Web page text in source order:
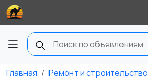
Главная
Ремонт и строительство